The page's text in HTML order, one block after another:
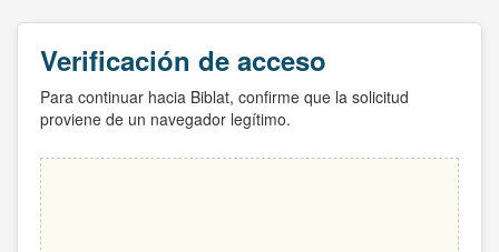
Verificación de acceso
Para continuar hacia Biblat, confirme que la solicitud
proviene de un navegador legítimo.